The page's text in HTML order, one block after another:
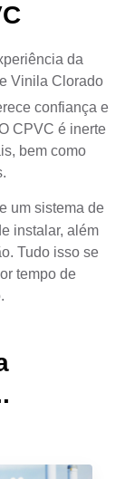
da
Vinila Clorado
confiança e
CPVC é inerte
bem como
um sistema de
instalar, além
Tudo isso se
tempo de